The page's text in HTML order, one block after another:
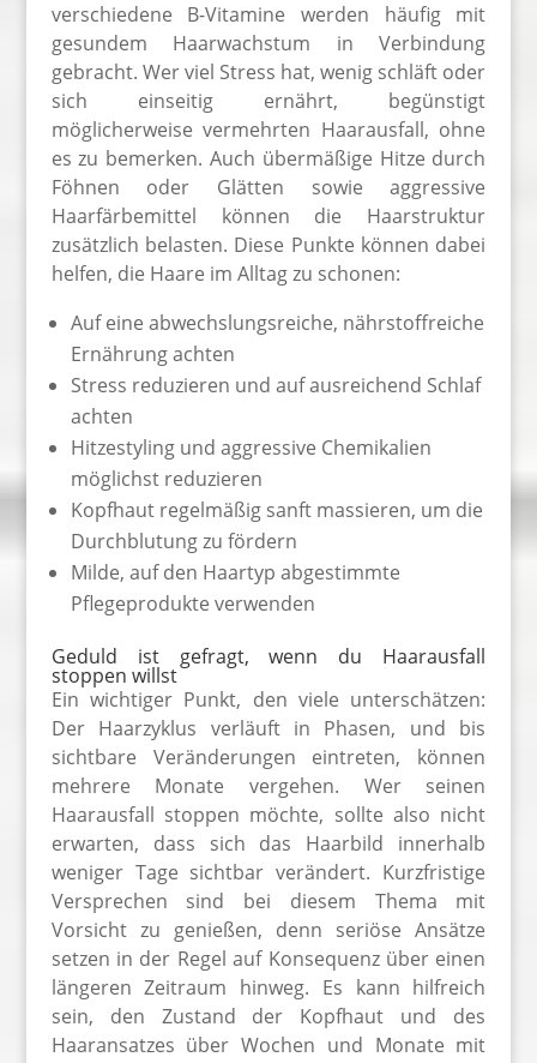
verschiedene B-Vitamine werden häufig mit
gesundem Haarwachstum in Verbindung
gebracht. Wer viel Stress hat, wenig schläft oder
sich einseitig ernährt, begünstigt
möglicherweise vermehrten Haarausfall, ohne
es zu bemerken. Auch übermäßige Hitze durch
Föhnen oder Glätten sowie aggressive
Haarfärbemittel können die Haarstruktur
zusätzlich belasten. Diese Punkte können dabei
helfen, die Haare im Alltag zu schonen:
Auf eine abwechslungsreiche, nährstoffreiche
Ernährung achten
Stress reduzieren und auf ausreichend Schlaf
achten
Hitzestyling und aggressive Chemikalien
möglichst reduzieren
Kopfhaut regelmäßig sanft massieren, um die
Durchblutung zu fördern
Milde, auf den Haartyp abgestimmte
Pflegeprodukte verwenden
Geduld ist gefragt, wenn du Haarausfall
stoppen willst
Ein wichtiger Punkt, den viele unterschätzen:
Der Haarzyklus verläuft in Phasen, und bis
sichtbare Veränderungen eintreten, können
mehrere Monate vergehen. Wer seinen
Haarausfall stoppen möchte, sollte also nicht
erwarten, dass sich das Haarbild innerhalb
weniger Tage sichtbar verändert. Kurzfristige
Versprechen sind bei diesem Thema mit
Vorsicht zu genießen, denn seriöse Ansätze
setzen in der Regel auf Konsequenz über einen
längeren Zeitraum hinweg. Es kann hilfreich
sein, den Zustand der Kopfhaut und des
Haaransatzes über Wochen und Monate mit